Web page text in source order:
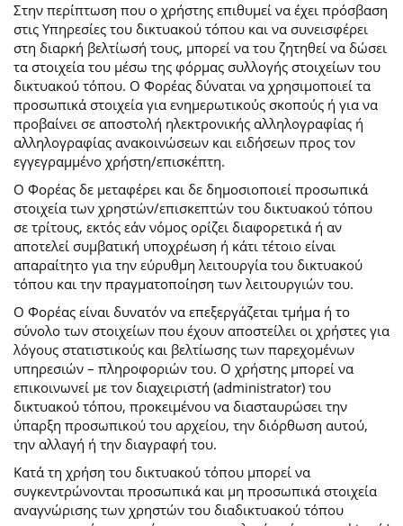
Στην περίπτωση που ο χρήστης επιθυμεί να έχει πρόσβαση
στις Υπηρεσίες του δικτυακού τόπου και να συνεισφέρει
στη διαρκή βελτίωσή τους, μπορεί να του ζητηθεί να δώσει
τα στοιχεία του μέσω της φόρμας συλλογής στοιχείων του
δικτυακού τόπου. Ο Φορέας δύναται να χρησιμοποιεί τα
προσωπικά στοιχεία για ενημερωτικούς σκοπούς ή για να
προβαίνει σε αποστολή ηλεκτρονικής αλληλογραφίας ή
αλληλογραφίας ανακοινώσεων και ειδήσεων προς τον
εγγεγραμμένο χρήστη/επισκέπτη.
Ο Φορέας δε μεταφέρει και δε δημοσιοποιεί προσωπικά
στοιχεία των χρηστών/επισκεπτών του δικτυακού τόπου
σε τρίτους, εκτός εάν νόμος ορίζει διαφορετικά ή αν
αποτελεί συμβατική υποχρέωση ή κάτι τέτοιο είναι
απαραίτητο για την εύρυθμη λειτουργία του δικτυακού
τόπου και την πραγματοποίηση των λειτουργιών του.
Ο Φορέας είναι δυνατόν να επεξεργάζεται τμήμα ή το
σύνολο των στοιχείων που έχουν αποστείλει οι χρήστες για
λόγους στατιστικούς και βελτίωσης των παρεχομένων
υπηρεσιών – πληροφοριών του. Ο χρήστης μπορεί να
επικοινωνεί με τον διαχειριστή (administrator) του
δικτυακού τόπου, προκειμένου να διασταυρώσει την
ύπαρξη προσωπικού του αρχείου, την διόρθωση αυτού,
την αλλαγή ή την διαγραφή του.
Κατά τη χρήση του δικτυακού τόπου μπορεί να
συγκεντρώνονται προσωπικά και μη προσωπικά στοιχεία
αναγνώρισης των χρηστών του διαδικτυακού τόπου